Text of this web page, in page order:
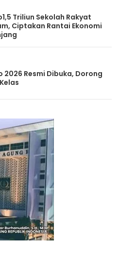
Triliun Sekolah Rakyat
Ciptakan Rantai Ekonomi
2026 Resmi Dibuka, Dorong